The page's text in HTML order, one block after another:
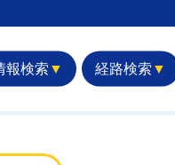
報検索 ▼ 経路検索 ▼